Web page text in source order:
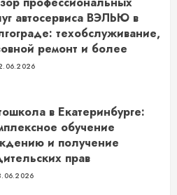
автосервиса ВЭЛЬЮ в
техобслуживание,
ремонт и более
в Екатеринбурге:
обучение
и получение
прав